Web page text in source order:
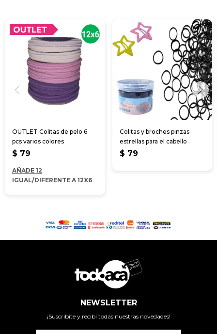
OUTLET Colitas de pelo 6
pcs varios colores
$ 79
AÑADE 12
IGUAL/DIFERENTE A 12X6
Colitas y broches pinzas
estrellas para el cabello
$ 79
NEWSLETTER
¡Suscribite y recibí todas nuestras novedades!